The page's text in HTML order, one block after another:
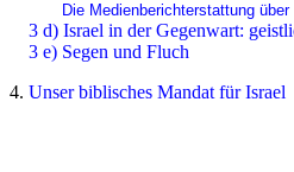
Die Medienberichterstattung
3 d) Israel in der Gegenwart:
3 e) Segen und Fluch
4. Unser biblisches Mandat für Israel